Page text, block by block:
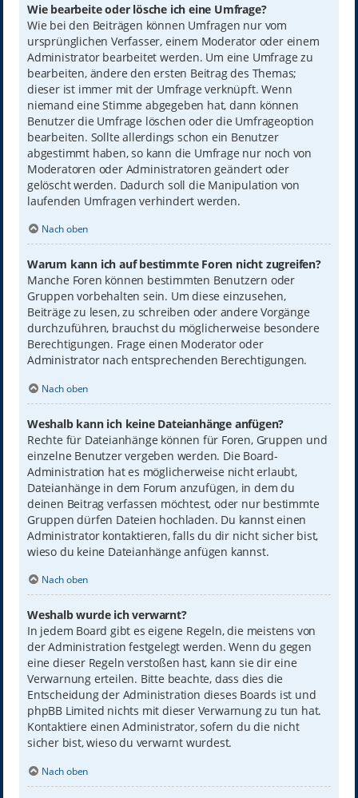
Wie bearbeite oder lösche ich eine Umfrage?
Wie bei den Beiträgen können Umfragen nur vom
ursprünglichen Verfasser, einem Moderator oder einem
Administrator bearbeitet werden. Um eine Umfrage zu
bearbeiten, ändere den ersten Beitrag des Themas;
dieser ist immer mit der Umfrage verknüpft. Wenn
niemand eine Stimme abgegeben hat, dann können
Benutzer die Umfrage löschen oder die Umfrageoption
bearbeiten. Sollte allerdings schon ein Benutzer
abgestimmt haben, so kann die Umfrage nur noch von
Moderatoren oder Administratoren geändert oder
gelöscht werden. Dadurch soll die Manipulation von
laufenden Umfragen verhindert werden.
Nach oben
Warum kann ich auf bestimmte Foren nicht zugreifen?
Manche Foren können bestimmten Benutzern oder
Gruppen vorbehalten sein. Um diese einzusehen,
Beiträge zu lesen, zu schreiben oder andere Vorgänge
durchzuführen, brauchst du möglicherweise besondere
Berechtigungen. Frage einen Moderator oder
Administrator nach entsprechenden Berechtigungen.
Nach oben
Weshalb kann ich keine Dateianhänge anfügen?
Rechte für Dateianhänge können für Foren, Gruppen und
einzelne Benutzer vergeben werden. Die Board-
Administration hat es möglicherweise nicht erlaubt,
Dateianhänge in dem Forum anzufügen, in dem du
deinen Beitrag verfassen möchtest, oder nur bestimmte
Gruppen dürfen Dateien hochladen. Du kannst einen
Administrator kontaktieren, falls du dir nicht sicher bist,
wieso du keine Dateianhänge anfügen kannst.
Nach oben
Weshalb wurde ich verwarnt?
In jedem Board gibt es eigene Regeln, die meistens von
der Administration festgelegt werden. Wenn du gegen
eine dieser Regeln verstoßen hast, kann sie dir eine
Verwarnung erteilen. Bitte beachte, dass dies die
Entscheidung der Administration dieses Boards ist und
phpBB Limited nichts mit dieser Verwarnung zu tun hat.
Kontaktiere einen Administrator, sofern du die nicht
sicher bist, wieso du verwarnt wurdest.
Nach oben